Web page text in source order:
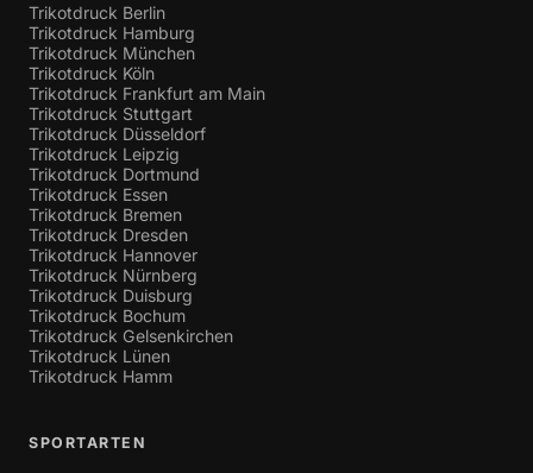
Trikotdruck Berlin
Trikotdruck Hamburg
Trikotdruck München
Trikotdruck Köln
Trikotdruck Frankfurt am Main
Trikotdruck Stuttgart
Trikotdruck Düsseldorf
Trikotdruck Leipzig
Trikotdruck Dortmund
Trikotdruck Essen
Trikotdruck Bremen
Trikotdruck Dresden
Trikotdruck Hannover
Trikotdruck Nürnberg
Trikotdruck Duisburg
Trikotdruck Bochum
Trikotdruck Gelsenkirchen
Trikotdruck Lünen
Trikotdruck Hamm
SPORTARTEN